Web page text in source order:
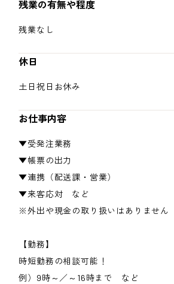
残業の有無や程度
残業なし
休日
土日祝日お休み
お仕事内容
▼受発注業務
▼帳票の出力
▼連携（配送課・営業）
▼来客応対 など
※外出や現金の取り扱いはありません
【勤務】
時短勤務の相談可能！
例）9時～／～16時まで など